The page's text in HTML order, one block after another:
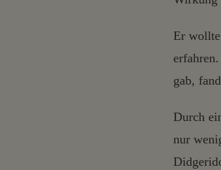
Er
gab,
Durch
nur